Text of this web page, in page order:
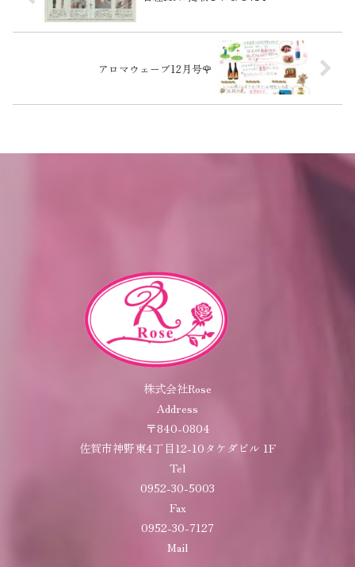
アロマウェーブ12月号🌹
株式会社Rose
Address
〒840-0804
佐賀市神野東4丁目12-10タケダビル 1F
Tel
0952-30-5003
Fax
0952-30-7127
Mail